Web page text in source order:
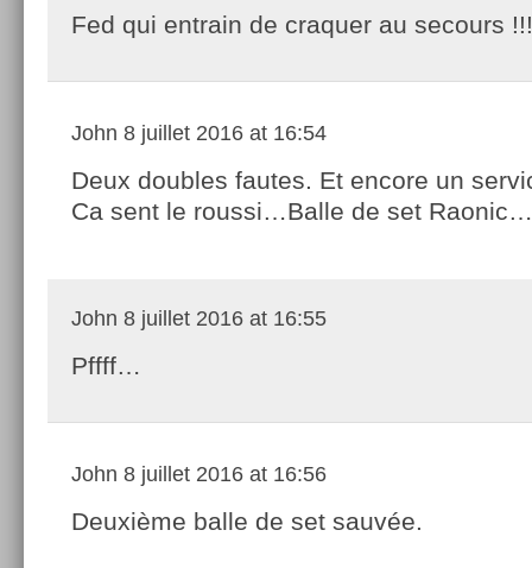
Fed qui entrain de craquer au secours
John 8 juillet 2016 at 16:54
Deux doubles fautes. Et encore un
Ca sent le roussi…Balle de set Raonic…
John 8 juillet 2016 at 16:55
Pffff…
John 8 juillet 2016 at 16:56
Deuxième balle de set sauvée.